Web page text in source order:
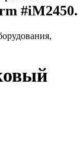
#iM2450.